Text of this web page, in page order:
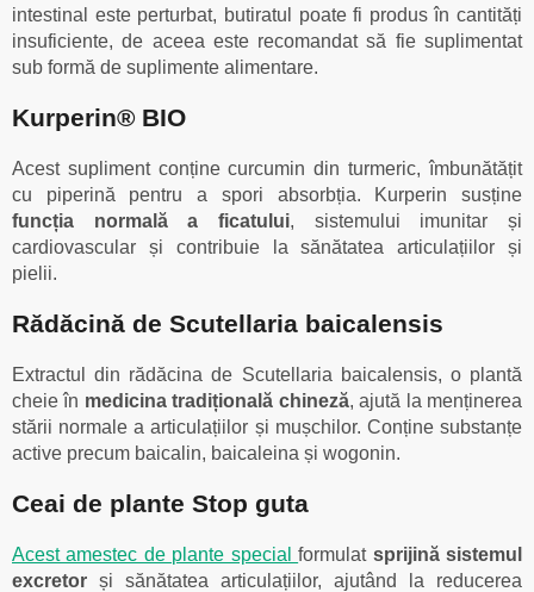
intestinal este perturbat, butiratul poate fi produs în cantități
insuficiente, de aceea este recomandat să fie suplimentat
sub formă de suplimente alimentare.
Kurperin® BIO
Acest supliment conține curcumin din turmeric, îmbunătățit
cu piperină pentru a spori absorbția. Kurperin susține
funcția normală a ficatului, sistemului imunitar și
cardiovascular și contribuie la sănătatea articulațiilor și
pielii.
Rădăcină de Scutellaria baicalensis
Extractul din rădăcina de Scutellaria baicalensis, o plantă
cheie în medicina tradițională chineză, ajută la menținerea
stării normale a articulațiilor și mușchilor. Conține substanțe
active precum baicalin, baicaleina și wogonin.
Ceai de plante Stop guta
Acest amestec de plante specialformulat sprijină sistemul
excretor și sănătatea articulațiilor, ajutând la reducerea